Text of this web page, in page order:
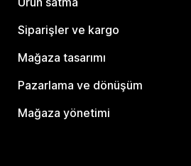
Siparişler ve kargo
Mağaza tasarımı
Pazarlama ve dönüşüm
Mağaza yönetimi